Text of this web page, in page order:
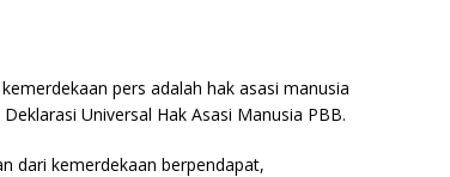
pers adalah hak asasi manusia
Universal Hak Asasi Manusia PBB.
dari kemerdekaan berpendapat,